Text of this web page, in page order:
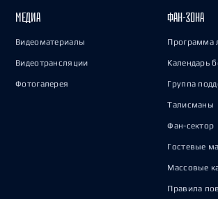
МЕДИА
Видеоматериалы
Видеотрансляции
Фотогалерея
ФАН-ЗОНА
Программа
Календарь
Группа
Талисманы
Фан-сектор
Гостевые
Массовые
Правила